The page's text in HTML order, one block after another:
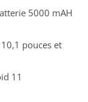
5000 mAH
pouces et
11